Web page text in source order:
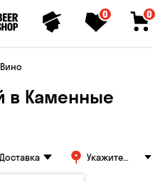
0 0
Вино
в Каменные
Доставка
Укажите